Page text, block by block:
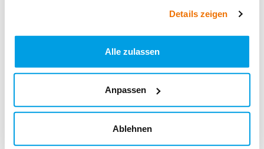
Details zeigen
Alle zulassen
Anpassen
Ablehnen